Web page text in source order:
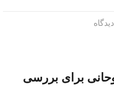
برای بررسی